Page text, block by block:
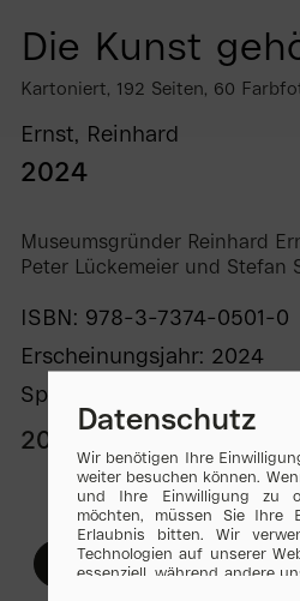
Datenschutz
Wir benötigen Ihre
weiter besuchen können.
und Ihre Einwilligung zu
möchten, müssen Sie Ihre
Erlaubnis bitten. Wir
Technologien auf unserer
essenziell, während andere
Die Kunst
Kartoniert, 192 Seiten, 60
Ernst, Reinhard
2024
Museumsgründer Reinhard
Peter Lückemeier und Stefan
ISBN: 978-3-7374-0501-0
Erscheinungsjahr: 2024
Sprache: Deutsch
20,00 €
-
In den